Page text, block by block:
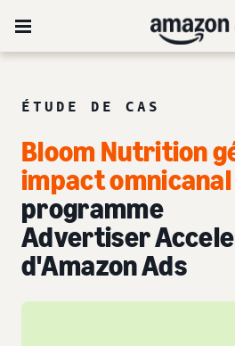
ÉTUDE DE CAS
Bloom Nutrition
impact omnicanal
programme
Advertiser
d'Amazon Ads